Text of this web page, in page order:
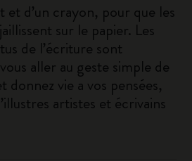
et d’un crayon, pour que les
sur le papier. Les
de l’écriture sont
aller au geste simple de
vie a vos pensées,
artistes et écrivains